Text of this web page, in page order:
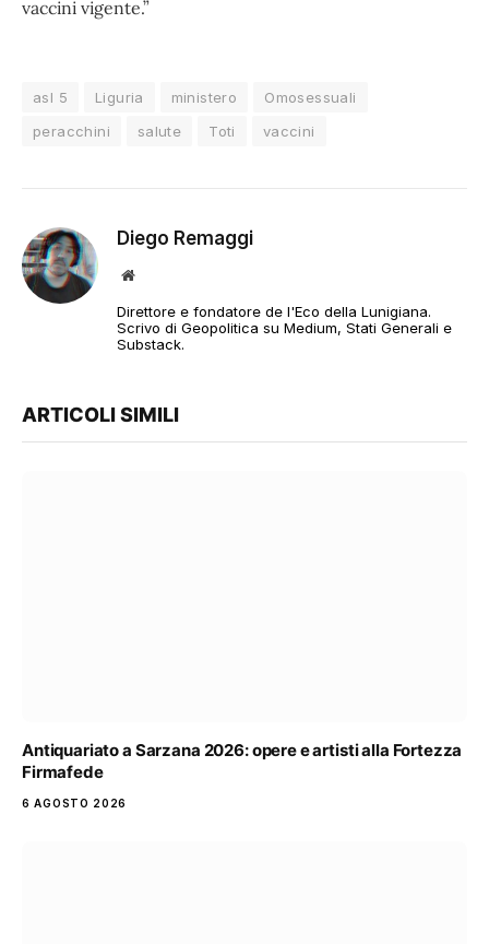
vaccini vigente.”
asl 5 Liguria ministero
Omosessuali
peracchini
salute Toti vaccini
Diego Remaggi
Sito
Direttore e fondatore de l'Eco della Lunigiana.
Scrivo di Geopolitica su Medium, Stati Generali e
Substack.
ARTICOLI SIMILI
Antiquariato a Sarzana 2026: opere e artisti alla Fortezza
Firmafede
6 AGOSTO 2026